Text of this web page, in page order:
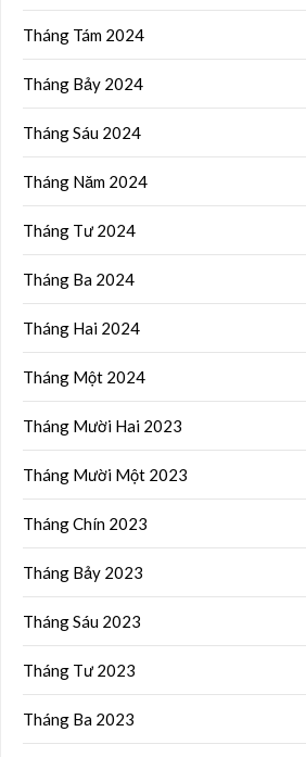
Tháng Tám 2024
Tháng Bảy 2024
Tháng Sáu 2024
Tháng Năm 2024
Tháng Tư 2024
Tháng Ba 2024
Tháng Hai 2024
Tháng Một 2024
Tháng Mười Hai 2023
Tháng Mười Một 2023
Tháng Chín 2023
Tháng Bảy 2023
Tháng Sáu 2023
Tháng Tư 2023
Tháng Ba 2023